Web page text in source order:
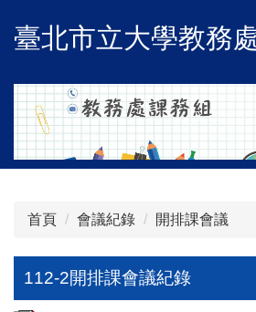
到
內
容
區
臺北市立大學教務
首頁 會議紀錄 開排課會議
112-2開排課會議紀錄